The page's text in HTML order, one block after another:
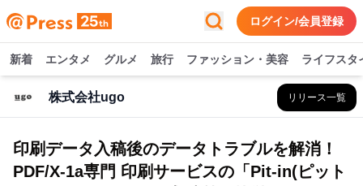
ログイン/会員登録
新着 エンタメ グルメ 旅行 ファッション・美容 ライフスタ
株式会社ugo リリース一覧
印刷データ入稿後のデータトラブルを解消！
PDF/X-1a専門 印刷サービスの「Pit-in(ピット